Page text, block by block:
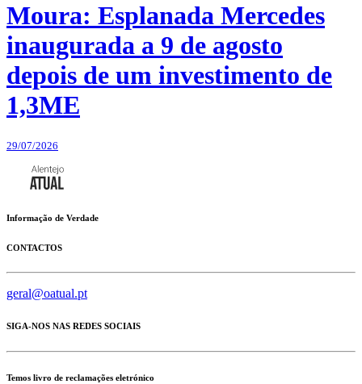
Moura: Esplanada Mercedes
inaugurada a 9 de agosto
depois de um investimento de
1,3ME
29/07/2026
Informação de Verdade
CONTACTOS
geral@oatual.pt
SIGA-NOS NAS REDES SOCIAIS
Temos livro de reclamações eletrónico